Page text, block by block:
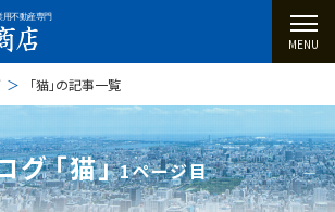
用不動産専門
MENU
「猫」の記事一覧
グ ｢猫｣1ページ目